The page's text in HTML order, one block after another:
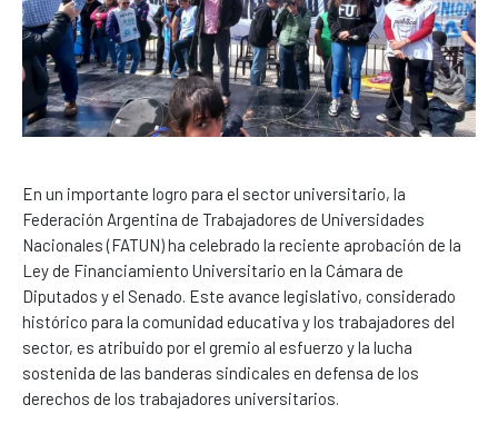
En un importante logro para el sector universitario, la
Federación Argentina de Trabajadores de Universidades
Nacionales (FATUN) ha celebrado la reciente aprobación de la
Ley de Financiamiento Universitario en la Cámara de
Diputados y el Senado. Este avance legislativo, considerado
histórico para la comunidad educativa y los trabajadores del
sector, es atribuido por el gremio al esfuerzo y la lucha
sostenida de las banderas sindicales en defensa de los
derechos de los trabajadores universitarios.